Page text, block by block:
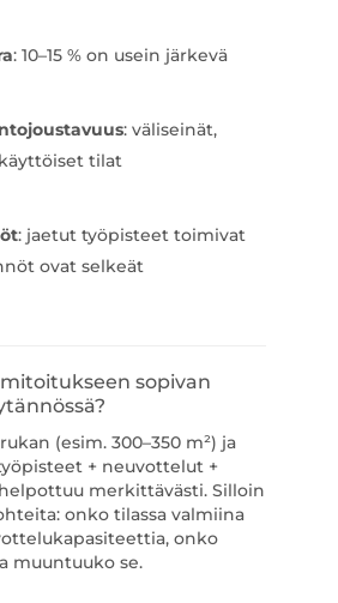
: 10–15 % on usein järkevä
: väliseinät,
tilat
: jaetut työpisteet toimivat
ovat selkeät
sopivan
(esim. 300–350 m²) ja
+ neuvottelut +
merkittävästi. Silloin
onko tilassa valmiina
onko
muuntuuko se.